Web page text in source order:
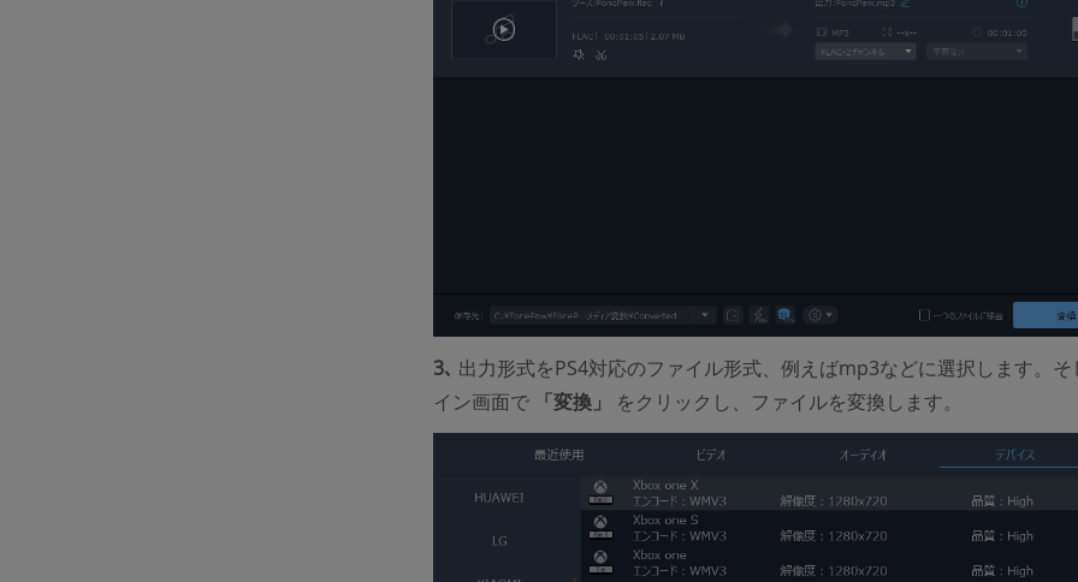
3､ 出力形式をPS4対応のファイル形式、例えばmp3などに選択します。そ
イン画面で 「変換」 をクリックし、ファイルを変換します。